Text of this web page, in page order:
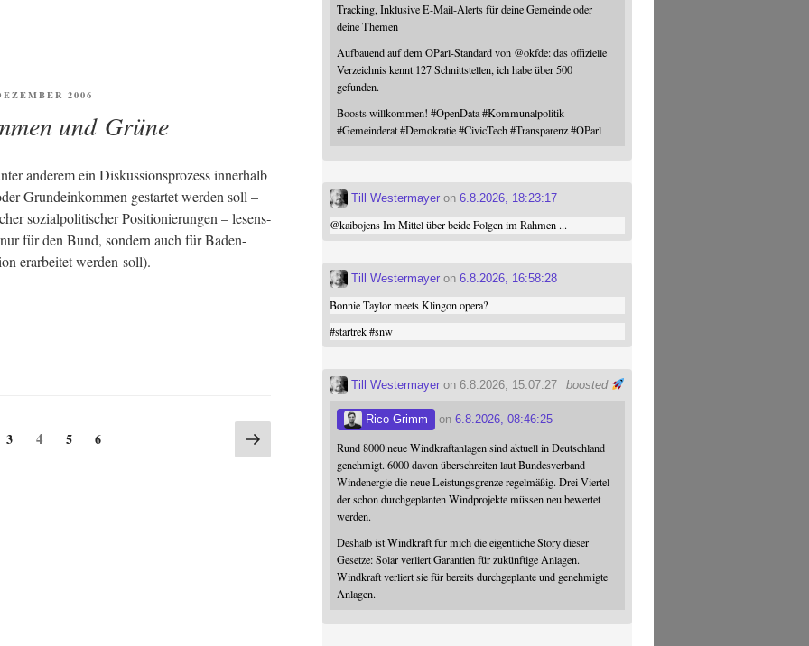
2006
und Grüne
ande­rem ein Dis­kus­si­ons­pro­zess inner­halb
Grund­ein­kom­men gestar­tet wer­den soll –
sozi­al­po­li­ti­scher Posi­tio­nie­run­gen – lesens­
für den Bund, son­dern auch für Baden-
erar­bei­tet wer­den soll).
Seite
3 Seite
4 Seite
5 Seite
6 Nächste
Seite
Tracking, Inklusive E-Mail-Alerts für deine Gemeinde oder
deine Themen
Aufbauend auf dem OParl-Standard von @okfde: das offizielle
Verzeichnis kennt 127 Schnittstellen, ich habe über 500
gefunden.
Boosts willkommen!#OpenData #Kommunalpolitik
#Gemeinderat #Demokratie #CivicTech #Transparenz #OParl
Till Westermayer on6.8.2026, 18:23:17
@kaibojensIm Mittel über beide Folgen im Rahmen ...
Till Westermayer on6.8.2026, 16:58:28
Bonnie Taylor meets Klingon opera?
#startrek #snw
boosted
Till Westermayer on 6.8.2026, 15:07:27
Rico Grimm on6.8.2026, 08:46:25
Rund 8000 neue Windkraftanlagen sind aktuell in Deutschland
genehmigt. 6000 davon überschreiten laut Bundesverband
Windenergie die neue Leistungsgrenze regelmäßig. Drei Viertel
der schon durchgeplanten Windprojekte müssen neu bewertet
werden.
Deshalb ist Windkraft für mich die eigentliche Story dieser
Gesetze: Solar verliert Garantien für zukünftige Anlagen.
Windkraft verliert sie für bereits durchgeplante und genehmigte
Anlagen.